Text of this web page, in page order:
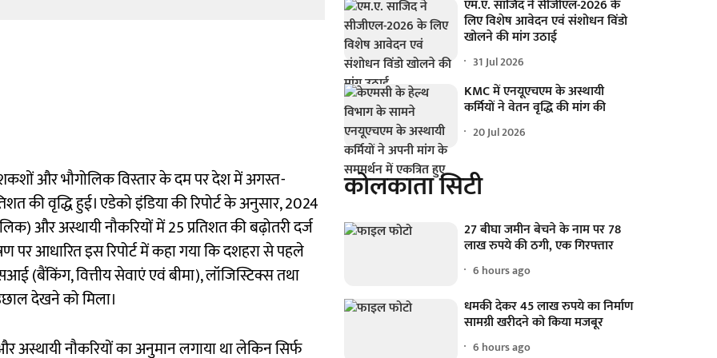
और भौगोलिक विस्तार के दम पर देश में अगस्त-
की वृद्धि हुई। एडेको इंडिया की रिपोर्ट के अनुसार, 2024
और अस्थायी नौकरियों में 25 प्रतिशत की बढ़ोतरी दर्ज
पर आधारित इस रिपोर्ट में कहा गया कि दशहरा से पहले
(बैंकिंग, वित्तीय सेवाएं एवं बीमा), लॉजिस्टिक्स तथा
देखने को मिला।
अस्थायी नौकरियों का अनुमान लगाया था लेकिन सिर्फ
एम.ए. साजिद ने सीजीएल-2026 के
लिए विशेष आवेदन एवं संशोधन विंडो
खोलने की मांग उठाई
31 Jul 2026
KMC में एनयूएचएम के अस्थायी
कर्मियों ने वेतन वृद्धि की मांग की
20 Jul 2026
कोलकाता सिटी
27 बीघा जमीन बेचने के नाम पर 78
लाख रुपये की ठगी, एक गिरफ्तार
6 hours ago
धमकी देकर 45 लाख रुपये का निर्माण
सामग्री खरीदने को किया मजबूर
6 hours ago